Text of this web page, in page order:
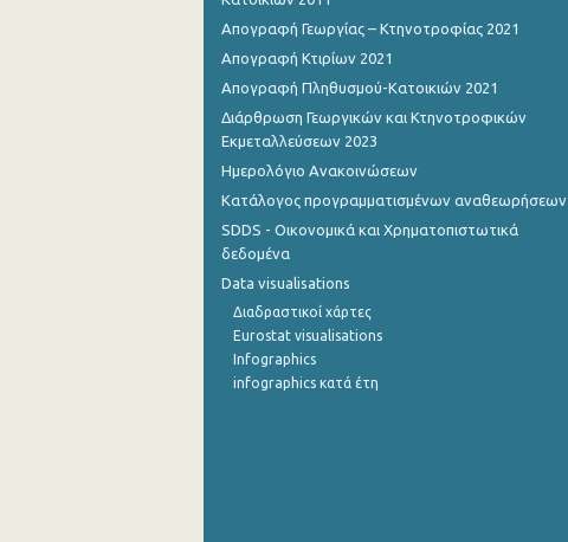
Απογραφή Γεωργίας – Κτηνοτροφίας 2021
Απογραφή Κτιρίων 2021
Απογραφή Πληθυσμού-Κατοικιών 2021
Διάρθρωση Γεωργικών και Κτηνοτροφικών
Εκμεταλλεύσεων 2023
Ημερολόγιο Ανακοινώσεων
Κατάλογος προγραμματισμένων αναθεωρήσεων
SDDS - Οικονομικά και Χρηματοπιστωτικά
δεδομένα
Data visualisations
Διαδραστικοί χάρτες
Eurostat visualisations
Infographics
infographics κατά έτη